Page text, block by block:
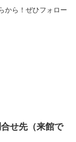
から！ぜひフォロー
せ先（来館で